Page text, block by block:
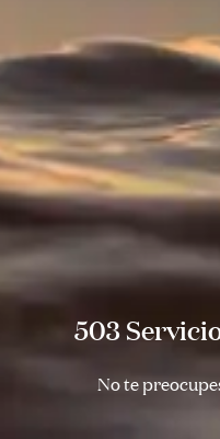
503
No te